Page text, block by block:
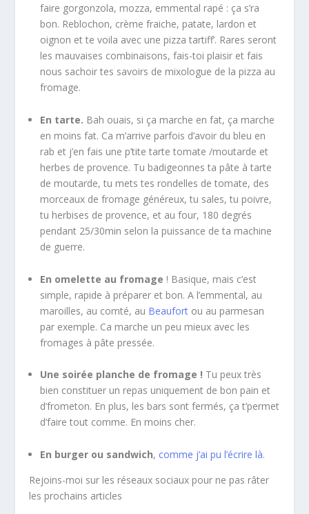
faire gorgonzola, mozza, emmental rapé : ça s’ra
bon. Reblochon, crème fraiche, patate, lardon et
oignon et te voila avec une pizza tartiff’. Rares seront
les mauvaises combinaisons, fais-toi plaisir et fais
nous sachoir tes savoirs de mixologue de la pizza au
fromage.
En tarte. Bah ouais, si ça marche en fat, ça marche
en moins fat. Ca m’arrive parfois d’avoir du bleu en
rab et j’en fais une p’tite tarte tomate /moutarde et
herbes de provence. Tu badigeonnes ta pâte à tarte
de moutarde, tu mets tes rondelles de tomate, des
morceaux de fromage généreux, tu sales, tu poivre,
tu herbises de provence, et au four, 180 degrés
pendant 25/30min selon la puissance de ta machine
de guerre.
En omelette au fromage ! Basique, mais c’est
simple, rapide à préparer et bon. A l’emmental, au
maroilles, au comté, au Beaufort ou au parmesan
par exemple. Ca marche un peu mieux avec les
fromages à pâte pressée.
Une soirée planche de fromage ! Tu peux très
bien constituer un repas uniquement de bon pain et
d’frometon. En plus, les bars sont fermés, ça t’permet
d’faire tout comme. En moins cher.
En burger ou sandwich, comme j’ai pu l’écrire là.
Rejoins-moi sur les réseaux sociaux pour ne pas râter
les prochains articles